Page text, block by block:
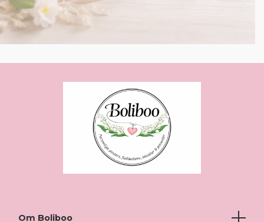
Om Boliboo